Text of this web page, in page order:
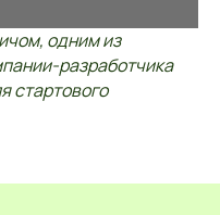
одним из
разработчика
стартового